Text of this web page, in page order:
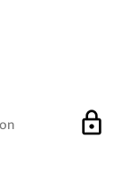
lock